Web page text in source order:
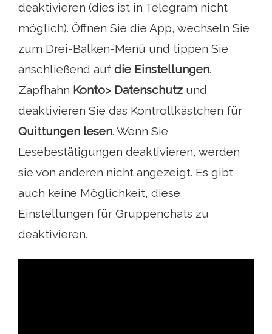
deaktivieren (dies ist in Telegram nicht
möglich). Öffnen Sie die App, wechseln Sie
zum Drei-Balken-Menü und tippen Sie
anschließend auf die Einstellungen.
Zapfhahn Konto> Datenschutz und
deaktivieren Sie das Kontrollkästchen für
Quittungen lesen. Wenn Sie
Lesebestätigungen deaktivieren, werden
sie von anderen nicht angezeigt. Es gibt
auch keine Möglichkeit, diese
Einstellungen für Gruppenchats zu
deaktivieren.